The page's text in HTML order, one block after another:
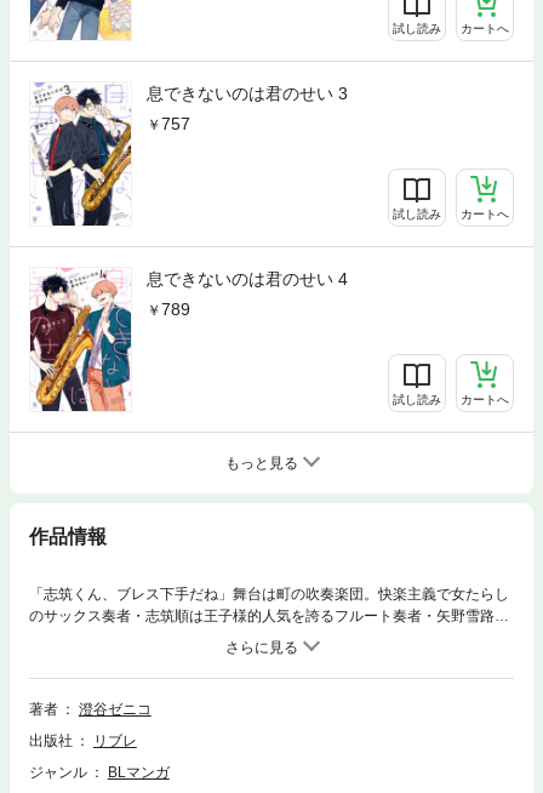
試し読み カートへ
息できないのは君のせい 3
757
試し読み カートへ
息できないのは君のせい 4
789
試し読み カートへ
もっと見る
作品情報
「志筑くん、ブレス下手だね」舞台は町の吹奏楽団。快楽主義で女たらし
のサックス奏者・志筑順は王子様的人気を誇るフルート奏者・矢野雪路に
明らかな苦手意識を抱いていた。練習中は一見関わり薄そうな二人だけど
とある利害の一致から、ホテルで密会を重ねていて——!?pixivコミックで
圧倒的人気を誇る「息でき」待望の単行本化！コミックス限定描き下ろし
「朝チュン」収録！電子限定描き下ろしマンガ1Pと未収録の幻のエピソー
著者
澄谷ゼニコ
出版社
リブレ
ジャンル
BLマンガ